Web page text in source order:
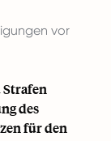
vor
des
für den